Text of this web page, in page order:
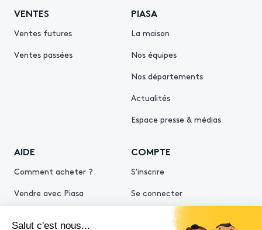
VENTES
Ventes futures
Ventes passées
PIASA
La maison
Nos équipes
Nos départements
Actualités
Espace presse & médias
AIDE
Comment acheter ?
Vendre avec Piasa
COMPTE
S'inscrire
Se connecter